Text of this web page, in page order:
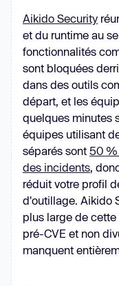
Aikido Security
et du runtime au
fonctionnalités
sont bloquées
dans des outils
départ, et les
quelques minutes
équipes utilisant
séparés sont 50 %
des incidents,
réduit votre profil
d'outillage. Aikido
plus large de
pré-CVE et non
manquent